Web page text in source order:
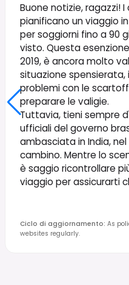
Buone notizie, ragazzi!
pianificano un viaggio
per soggiorni fino a 90
visto. Questa
2019, è ancora molto
situazione spensierata,
problemi con le
preparare le valigie.
Tuttavia, tieni sempre
ufficiali del governo
ambasciata in India,
cambino. Mentre lo
è saggio ricontrollare
viaggio per assicurarti
Ciclo di aggiornamento: As
websites regularly.